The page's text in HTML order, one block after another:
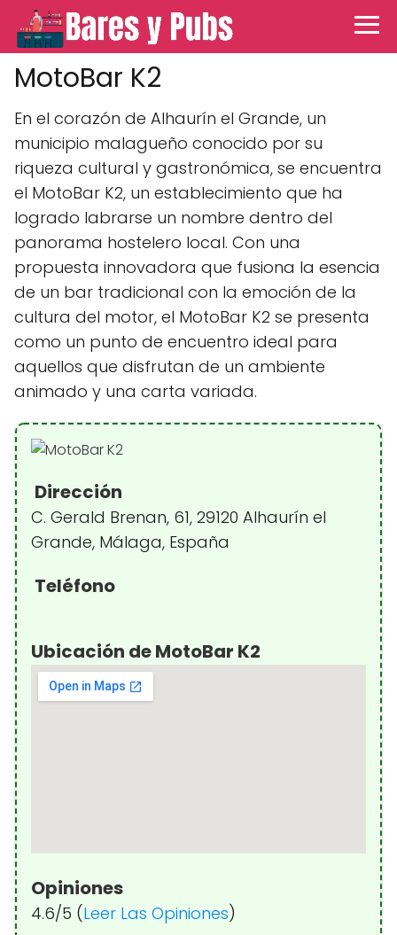
MotoBar K2
En el corazón de Alhaurín el Grande, un
municipio malagueño conocido por su
riqueza cultural y gastronómica, se encuentra
el MotoBar K2, un establecimiento que ha
logrado labrarse un nombre dentro del
panorama hostelero local. Con una
propuesta innovadora que fusiona la esencia
de un bar tradicional con la emoción de la
cultura del motor, el MotoBar K2 se presenta
como un punto de encuentro ideal para
aquellos que disfrutan de un ambiente
animado y una carta variada.
Dirección
C. Gerald Brenan, 61, 29120 Alhaurín el
Grande, Málaga, España
Teléfono
Ubicación de MotoBar K2
Opiniones
4.6/5 (Leer Las Opiniones)